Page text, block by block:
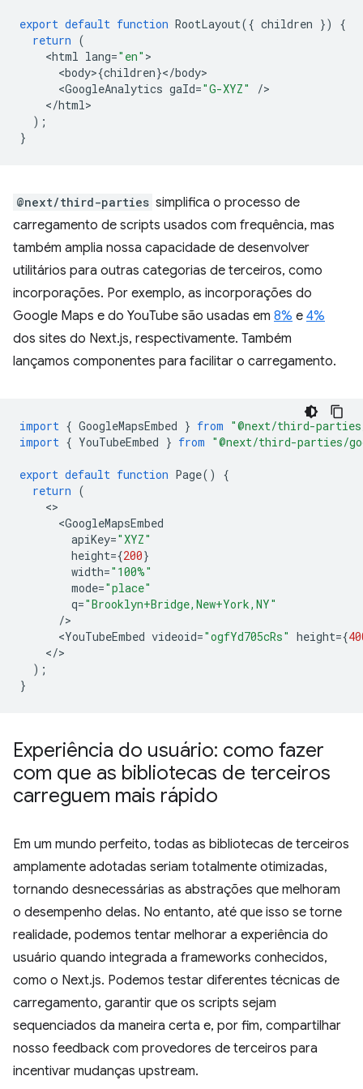
export default function RootLayout({ children })
{
return (
<html lang="en"
<body>{children}</body
<GoogleAnalytics gaId="G-XYZ" /
</html
);
}
@next/third-parties simplifica o processo de
carregamento de scripts usados com frequência, mas
também amplia nossa capacidade de desenvolver
utilitários para outras categorias de terceiros, como
incorporações. Por exemplo, as incorporações do
Google Maps e do YouTube são usadas em 8% e 4%
dos sites do Next.js, respectivamente. Também
lançamos componentes para facilitar o carregamento.
import { GoogleMapsEmbed } from "@next/third-
import { YouTubeEmbed } from "@next/third-parties/
export default function Page()
{
return (
<GoogleMapsEmbed
apiKey="XYZ"
height={200}
width="100%"
mode="place"
q="Brooklyn+Bridge,New+York,NY"
/
<YouTubeEmbed videoid="ogfYd705cRs" height={
</
);
}
Experiência do usuário: como fazer
com que as bibliotecas de terceiros
carreguem mais rápido
Em um mundo perfeito, todas as bibliotecas de terceiros
amplamente adotadas seriam totalmente otimizadas,
tornando desnecessárias as abstrações que melhoram
o desempenho delas. No entanto, até que isso se torne
realidade, podemos tentar melhorar a experiência do
usuário quando integrada a frameworks conhecidos,
como o Next.js. Podemos testar diferentes técnicas de
carregamento, garantir que os scripts sejam
sequenciados da maneira certa e, por fim, compartilhar
nosso feedback com provedores de terceiros para
incentivar mudanças upstream.